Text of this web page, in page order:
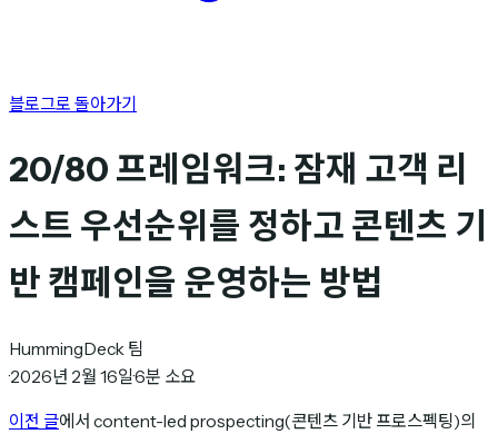
블로그로 돌아가기
20/80 프레임워크: 잠재 고객 리
스트 우선순위를 정하고 콘텐츠 기
반 캠페인을 운영하는 방법
HummingDeck 팀
·2026년 2월 16일·6분 소요
이전 글에서 content-led prospecting(콘텐츠 기반 프로스펙팅)의